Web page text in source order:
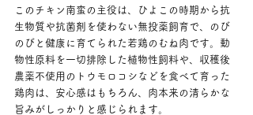
このチキン南蛮の主役は、ひよこの時期から抗
生物質や抗菌剤を使わない無投薬飼育で、のび
のびと健康に育てられた若鶏のむね肉です。動
物性原料を一切排除した植物性飼料や、収穫後
農薬不使用のトウモロコシなどを食べて育った
鶏肉は、安心感はもちろん、肉本来の清らかな
旨みがしっかりと感じられます。